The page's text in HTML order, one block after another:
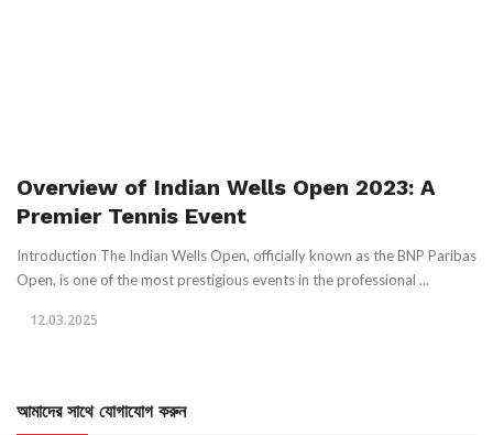
Overview of Indian Wells Open 2023: A
Premier Tennis Event
Introduction The Indian Wells Open, officially known as the BNP Paribas
Open, is one of the most prestigious events in the professional ...
12.03.2025
আমাদের সাথে যোগাযোগ করুন